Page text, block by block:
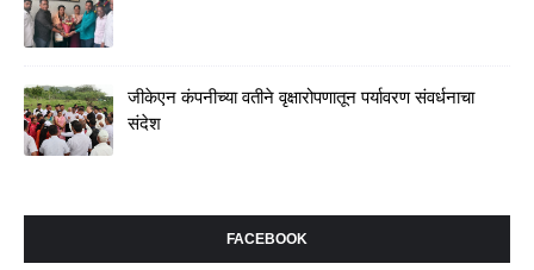
जीकेएन कंपनीच्या वतीने वृक्षारोपणातून पर्यावरण संवर्धनाचा
संदेश
FACEBOOK